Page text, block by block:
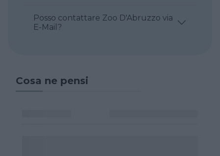
Posso contattare Zoo D'Abruzzo via
E-Mail?
Cosa ne pensi